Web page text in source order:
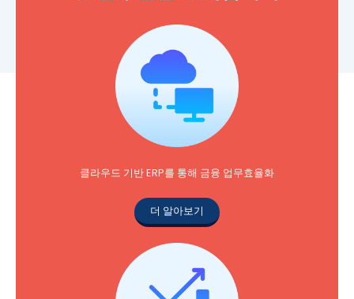
클라우드 기반 ERP를 통해 금융 업무효율화
더 알아보기